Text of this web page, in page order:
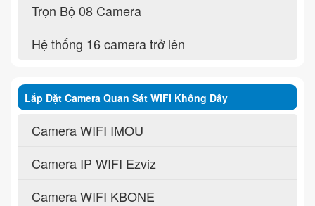
Trọn Bộ 08 Camera
Hệ thống 16 camera trở lên
Lắp Đặt Camera Quan Sát WIFI Không Dây
Camera WIFI IMOU
Camera IP WIFI Ezviz
Camera WIFI KBONE